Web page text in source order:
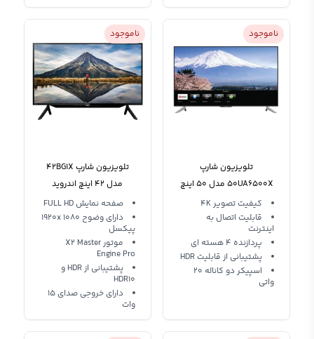
ناموجود
تلویزیون شارپ
50UA6500X مدل 50 اینچ
هوشمند
کیفیت تصویر 4K
قابلیت اتصال به
اینترنت
پردازنده 4 هسته ای
پشتیبانی از قابلیت HDR
اسپیکر دو کاناله 20
واتی
ناموجود
تلویزیون شارپ 42BG1X
مدل 42 اینچ اندروید
صفحه نمایش FULL HD
دارای وضوح 1920x 1080
پیکسل
موتور X2 Master
Engine Pro
پشتیبانی از HDR و
HDR10
دارای خروجی صدای 15
وات